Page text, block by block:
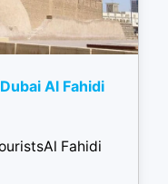
Al Fahidi
Fahidi